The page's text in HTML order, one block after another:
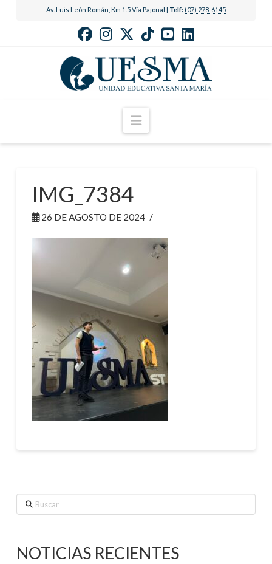
Av. Luis León Román, Km 1.5 Vía Pajonal | Telf: (07) 278-6145
Navigation
IMG_7384
26 DE AGOSTO DE 2024
Buscar
NOTICIAS RECIENTES